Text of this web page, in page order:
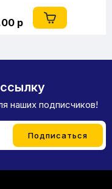
р
наших подписчиков!